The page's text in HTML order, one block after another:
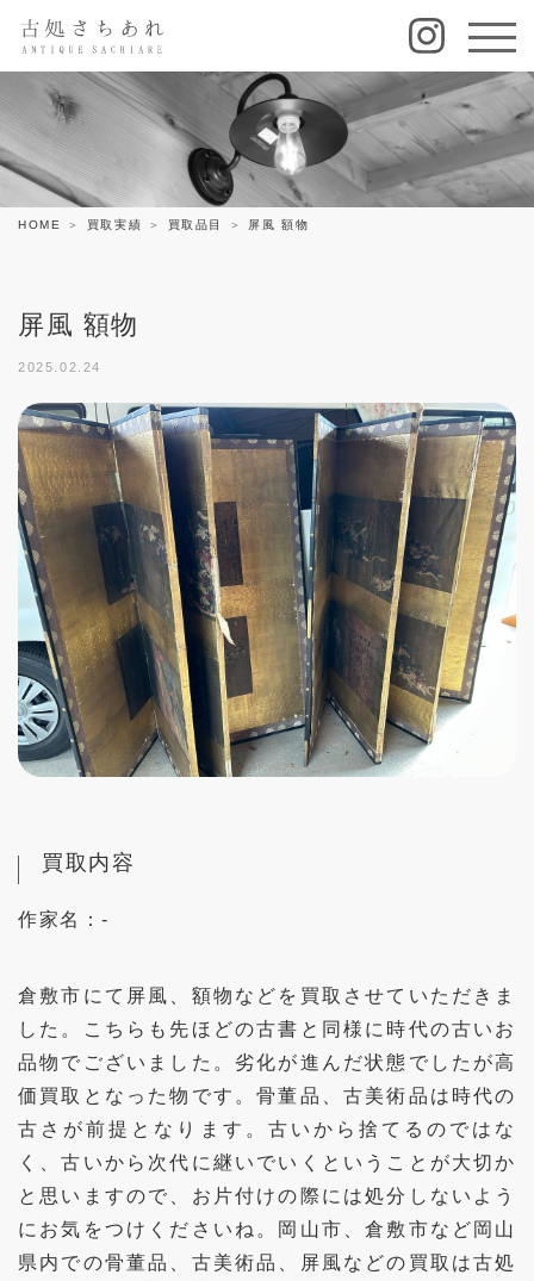
HOME 買取実績 買取品目 屏風 額物
屏風 額物
2025.02.24
買取内容
作家名：-
倉敷市にて屏風、額物などを買取させていただきま
した。こちらも先ほどの古書と同様に時代の古いお
品物でございました。劣化が進んだ状態でしたが高
価買取となった物です。骨董品、古美術品は時代の
古さが前提となります。古いから捨てるのではな
く、古いから次代に継いでいくということが大切か
と思いますので、お片付けの際には処分しないよう
にお気をつけくださいね。岡山市、倉敷市など岡山
県内での骨董品、古美術品、屏風などの買取は古処